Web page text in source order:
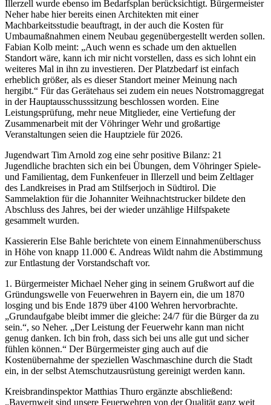
Illerzell wurde ebenso im Bedarfsplan berücksichtigt. Bürgermeister
Neher habe hier bereits einen Architekten mit einer
Machbarkeitsstudie beauftragt, in der auch die Kosten für
Umbaumaßnahmen einem Neubau gegenübergestellt werden sollen.
Fabian Kolb meint: „Auch wenn es schade um den aktuellen
Standort wäre, kann ich mir nicht vorstellen, dass es sich lohnt ein
weiteres Mal in ihn zu investieren. Der Platzbedarf ist einfach
erheblich größer, als es dieser Standort meiner Meinung nach
hergibt.“ Für das Gerätehaus sei zudem ein neues Notstromaggregat
in der Hauptausschusssitzung beschlossen worden. Eine
Leistungsprüfung, mehr neue Mitglieder, eine Vertiefung der
Zusammenarbeit mit der Vöhringer Wehr und großartige
Veranstaltungen seien die Hauptziele für 2026.
Jugendwart Tim Arnold zog eine sehr positive Bilanz: 21
Jugendliche brachten sich ein bei Übungen, dem Vöhringer Spiele-
und Familientag, dem Funkenfeuer in Illerzell und beim Zeltlager
des Landkreises in Prad am Stilfserjoch in Südtirol. Die
Sammelaktion für die Johanniter Weihnachtstrucker bildete den
Abschluss des Jahres, bei der wieder unzählige Hilfspakete
gesammelt wurden.
Kassiererin Else Bahle berichtete von einem Einnahmenüberschuss
in Höhe von knapp 11.000 €. Andreas Wildt nahm die Abstimmung
zur Entlastung der Vorstandschaft vor.
1. Bürgermeister Michael Neher ging in seinem Grußwort auf die
Gründungswelle von Feuerwehren in Bayern ein, die um 1870
losging und bis Ende 1879 über 4100 Wehren hervorbrachte.
„Grundaufgabe bleibt immer die gleiche: 24/7 für die Bürger da zu
sein.“, so Neher. „Der Leistung der Feuerwehr kann man nicht
genug danken. Ich bin froh, dass sich bei uns alle gut und sicher
fühlen können.“ Der Bürgermeister ging auch auf die
Kostenübernahme der speziellen Waschmaschine durch die Stadt
ein, in der selbst Atemschutzausrüstung gereinigt werden kann.
Kreisbrandinspektor Matthias Thuro ergänzte abschließend:
„Bayernweit sind unsere Feuerwehren von der Qualität ganz weit